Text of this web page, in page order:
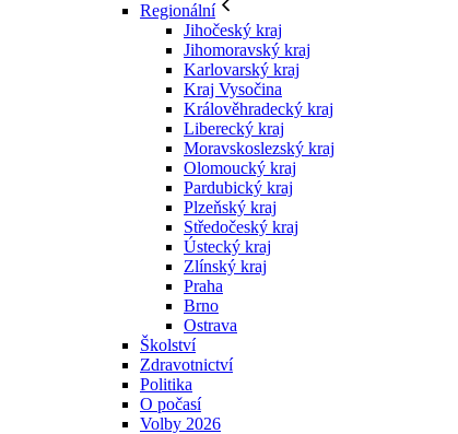
Regionální
Jihočeský kraj
Jihomoravský kraj
Karlovarský kraj
Kraj Vysočina
Králověhradecký kraj
Liberecký kraj
Moravskoslezský kraj
Olomoucký kraj
Pardubický kraj
Plzeňský kraj
Středočeský kraj
Ústecký kraj
Zlínský kraj
Praha
Brno
Ostrava
Školství
Zdravotnictví
Politika
O počasí
Volby 2026